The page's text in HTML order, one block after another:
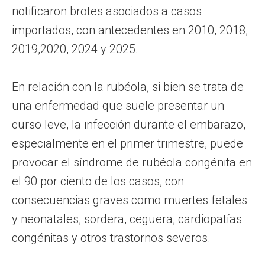
notificaron brotes asociados a casos
importados, con antecedentes en 2010, 2018,
2019,2020, 2024 y 2025.
En relación con la rubéola, si bien se trata de
una enfermedad que suele presentar un
curso leve, la infección durante el embarazo,
especialmente en el primer trimestre, puede
provocar el síndrome de rubéola congénita en
el 90 por ciento de los casos, con
consecuencias graves como muertes fetales
y neonatales, sordera, ceguera, cardiopatías
congénitas y otros trastornos severos.